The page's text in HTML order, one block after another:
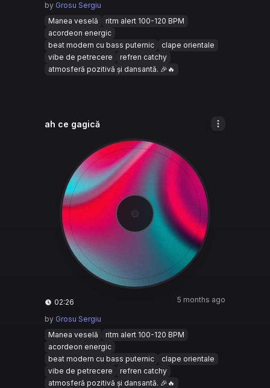
by Grosu Sergiu
Manea veselă
ritm alert 100-120 BPM
acordeon energic
beat modern cu bass puternic
clape orientale
vibe de petrecere
refren catchy
atmosferă pozitivă și dansantă. 🎉🔥
ah ce gagică
02:26 5 months ago
by Grosu Sergiu
Manea veselă
ritm alert 100-120 BPM
acordeon energic
beat modern cu bass puternic
clape orientale
vibe de petrecere
refren catchy
atmosferă pozitivă și dansantă. 🎉🔥